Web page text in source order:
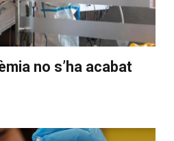
no s’ha acabat